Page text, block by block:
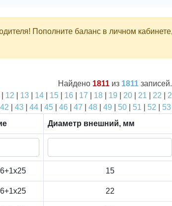
Пополните баланс в личном
Найдено 1811 из 1811 записей.
12 13| 14| 15| 16 17 18| 19 20| 21 22
42 43 44 45 46 47 48 49 50 51 52 53
Диаметр внешний, мм
15
22